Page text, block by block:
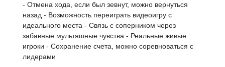
- Отмена хода, если был зевнут, можно вернуться
назад - Возможность переиграть видеоигру с
идеального места - Связь с соперником через
забавные мультяшные чувства - Реальные живые
игроки - Сохранение счета, можно соревноваться с
лидерами